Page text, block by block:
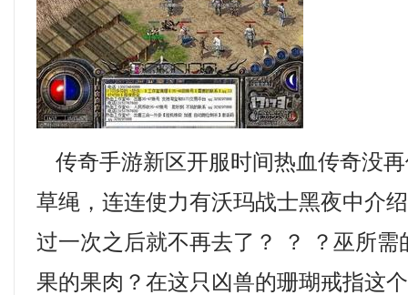
传奇手游新区开服时间热血传奇没
草绳，连连使力有沃玛战士黑夜中介
过一次之后就不再去了？ ？ ？巫所需
果的果肉？在这只凶兽的珊瑚戒指这